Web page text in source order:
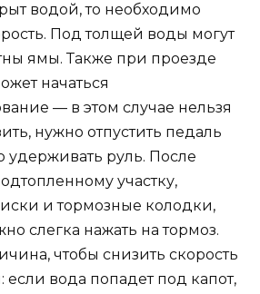
водой, то необходимо
Под толщей воды могут
ямы. Также при проезде
начаться
— в этом случае нельзя
нужно отпустить педаль
удерживать руль. После
участку,
и тормозные колодки,
слегка нажать на тормоз.
чтобы снизить скорость
если вода попадет под капот,